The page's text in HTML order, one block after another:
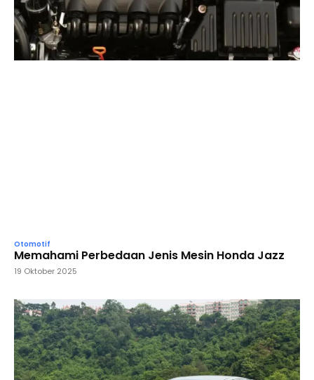
Otomotif
Memahami Perbedaan Jenis Mesin Honda Jazz
19 Oktober 2025